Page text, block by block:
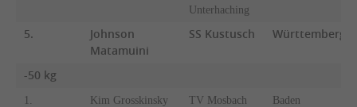
Unterhaching
5.
Johnson
Matamuini
SS Kustusch Württemberg
-50 kg
1. Kim Grosskinsky TV Mosbach Baden